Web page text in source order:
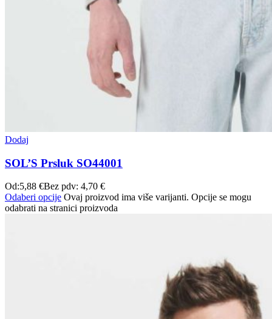
Dodaj
SOL’S Prsluk SO44001
Od:5,88 €Bez pdv: 4,70 €
Odaberi opcije Ovaj proizvod ima više varijanti. Opcije se mogu
odabrati na stranici proizvoda